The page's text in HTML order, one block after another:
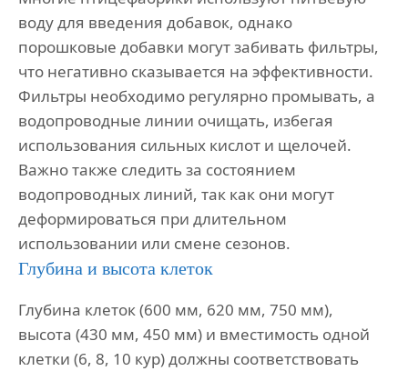
воду для введения добавок, однако
порошковые добавки могут забивать фильтры,
что негативно сказывается на эффективности.
Фильтры необходимо регулярно промывать, а
водопроводные линии очищать, избегая
использования сильных кислот и щелочей.
Важно также следить за состоянием
водопроводных линий, так как они могут
деформироваться при длительном
использовании или смене сезонов.
Глубина и высота клеток
Глубина клеток (600 мм, 620 мм, 750 мм),
высота (430 мм, 450 мм) и вместимость одной
клетки (6, 8, 10 кур) должны соответствовать